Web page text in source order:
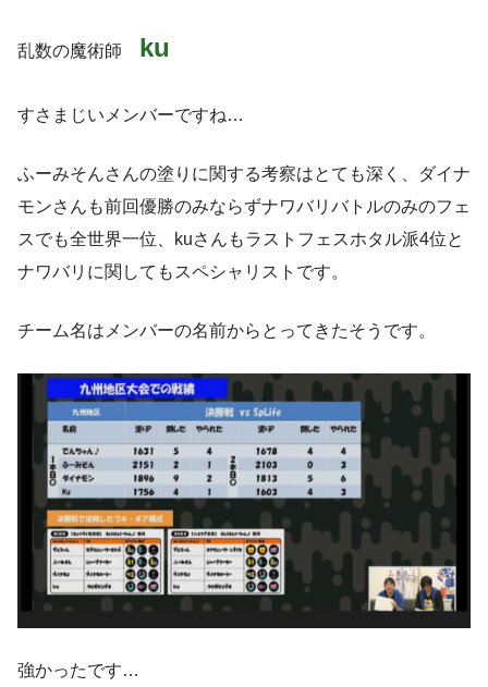
乱数の魔術師 ku
すさまじいメンバーですね…
ふーみそんさんの塗りに関する考察はとても深く、ダイナ
モンさんも前回優勝のみならずナワバリバトルのみのフェ
スでも全世界一位、kuさんもラストフェスホタル派4位と
ナワバリに関してもスペシャリストです。
チーム名はメンバーの名前からとってきたそうです。
強かったです…